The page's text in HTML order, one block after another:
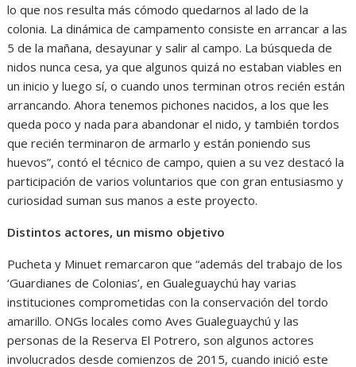
lo que nos resulta más cómodo quedarnos al lado de la
colonia. La dinámica de campamento consiste en arrancar a las
5 de la mañana, desayunar y salir al campo. La búsqueda de
nidos nunca cesa, ya que algunos quizá no estaban viables en
un inicio y luego sí, o cuando unos terminan otros recién están
arrancando. Ahora tenemos pichones nacidos, a los que les
queda poco y nada para abandonar el nido, y también tordos
que recién terminaron de armarlo y están poniendo sus
huevos”, contó el técnico de campo, quien a su vez destacó la
participación de varios voluntarios que con gran entusiasmo y
curiosidad suman sus manos a este proyecto.
Distintos actores, un mismo objetivo
Pucheta y Minuet remarcaron que “además del trabajo de los
‘Guardianes de Colonias’, en Gualeguaychú hay varias
instituciones comprometidas con la conservación del tordo
amarillo. ONGs locales como Aves Gualeguaychú y las
personas de la Reserva El Potrero, son algunos actores
involucrados desde comienzos de 2015, cuando inició este